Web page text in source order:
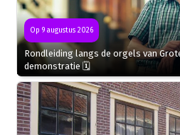
Op 9 augustus 2026
Rondleiding langs de orgels van
demonstratie 🗓